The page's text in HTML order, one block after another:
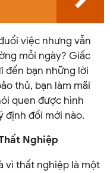
việc nhưng vẫn
mỗi ngày? Giấc
đến bạn những lời
thủ, bạn làm mãi
quen được hình
định đổi mới nào.
Nghiệp
vì thất nghiệp là một